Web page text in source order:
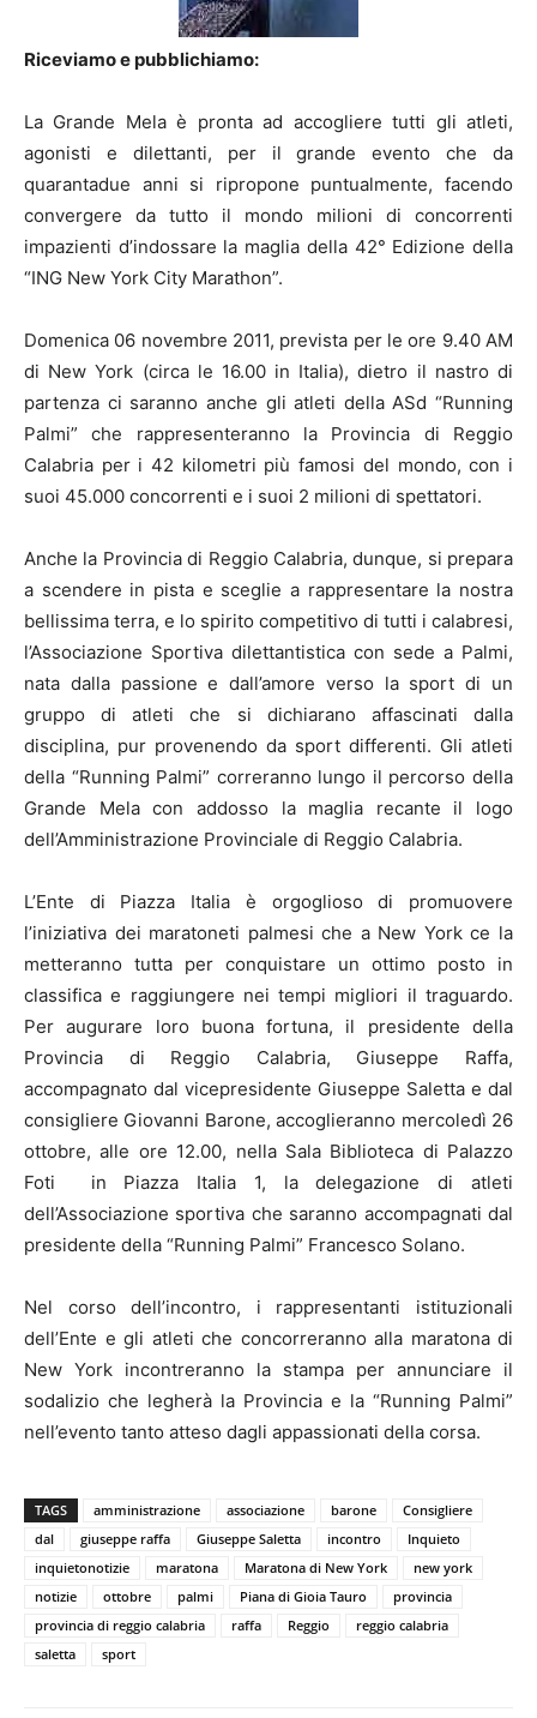
Riceviamo e pubblichiamo:
La Grande Mela è pronta ad accogliere tutti gli atleti,
agonisti e dilettanti, per il grande evento che da
quarantadue anni si ripropone puntualmente, facendo
convergere da tutto il mondo milioni di concorrenti
impazienti d’indossare la maglia della 42° Edizione della
“ING New York City Marathon”.
Domenica 06 novembre 2011, prevista per le ore 9.40 AM
di New York (circa le 16.00 in Italia), dietro il nastro di
partenza ci saranno anche gli atleti della ASd “Running
Palmi” che rappresenteranno la Provincia di Reggio
Calabria per i 42 kilometri più famosi del mondo, con i
suoi 45.000 concorrenti e i suoi 2 milioni di spettatori.
Anche la Provincia di Reggio Calabria, dunque, si prepara
a scendere in pista e sceglie a rappresentare la nostra
bellissima terra, e lo spirito competitivo di tutti i calabresi,
l’Associazione Sportiva dilettantistica con sede a Palmi,
nata dalla passione e dall’amore verso la sport di un
gruppo di atleti che si dichiarano affascinati dalla
disciplina, pur provenendo da sport differenti. Gli atleti
della “Running Palmi” correranno lungo il percorso della
Grande Mela con addosso la maglia recante il logo
dell’Amministrazione Provinciale di Reggio Calabria.
L’Ente di Piazza Italia è orgoglioso di promuovere
l’iniziativa dei maratoneti palmesi che a New York ce la
metteranno tutta per conquistare un ottimo posto in
classifica e raggiungere nei tempi migliori il traguardo.
Per augurare loro buona fortuna, il presidente della
Provincia di Reggio Calabria, Giuseppe Raffa,
accompagnato dal vicepresidente Giuseppe Saletta e dal
consigliere Giovanni Barone, accoglieranno mercoledì 26
ottobre, alle ore 12.00, nella Sala Biblioteca di Palazzo
Foti in Piazza Italia 1, la delegazione di atleti
dell’Associazione sportiva che saranno accompagnati dal
presidente della “Running Palmi” Francesco Solano.
Nel corso dell’incontro, i rappresentanti istituzionali
dell’Ente e gli atleti che concorreranno alla maratona di
New York incontreranno la stampa per annunciare il
sodalizio che legherà la Provincia e la “Running Palmi”
nell’evento tanto atteso dagli appassionati della corsa.
TAGS amministrazione associazione barone
Consigliere
dal
giuseppe raffa Giuseppe Saletta incontro
Inquieto
inquietonotizie
maratona Maratona di New York
new york
notizie
ottobre palmi Piana di Gioia Tauro
provincia
provincia di reggio calabria
raffa Reggio
reggio calabria
saletta
sport